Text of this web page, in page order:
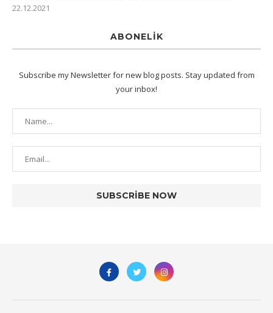
22.12.2021
ABONELIK
Subscribe my Newsletter for new blog posts. Stay updated from
your inbox!